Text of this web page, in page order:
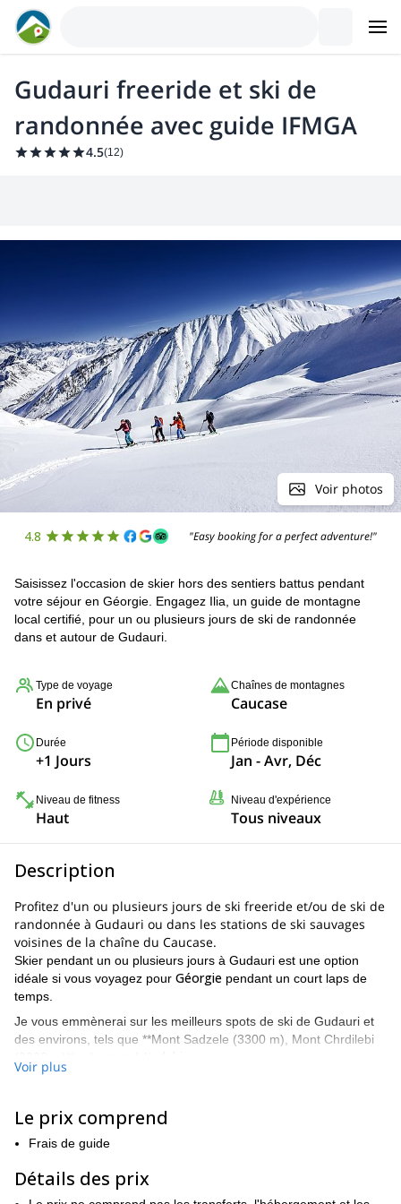
Gudauri freeride et ski de
randonnée avec guide IFMGA
4.5(12)
Voir photos
4.8 "Easy booking for a perfect adventure!"
Saisissez l'occasion de skier hors des sentiers battus pendant
votre séjour en Géorgie. Engagez Ilia, un guide de montagne
local certifié, pour un ou plusieurs jours de ski de randonnée
dans et autour de Gudauri.
Type de voyage
En privé
Chaînes de montagnes
Caucase
Durée
+1 Jours
Période disponible
Jan - Avr, Déc
Niveau de fitness
Haut
Niveau d'expérience
Tous niveaux
Description
Profitez d'un ou plusieurs jours de ski freeride et/ou de ski de
randonnée à Gudauri ou dans les stations de ski sauvages
voisines de la chaîne du Caucase.
Skier pendant un ou plusieurs jours à Gudauri est une option
idéale si vous voyagez pour Géorgie pendant un court laps de
temps.
Je vous emmènerai sur les meilleurs spots de ski de Gudauri et
des environs, tels que **Mont Sadzele (3300 m), Mont Chrdilebi
endroit sûr pour le freeride !
De plus, elle dispose de nombreux télésièges et d'une télécabine,
pistes de ski. On peut alors utiliser les peaux et aller plus loin, là
où très peu de gens vont.
Voir plus
Le prix comprend
Frais de guide
Détails des prix